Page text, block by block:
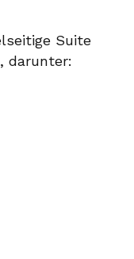
Suite
darunter: